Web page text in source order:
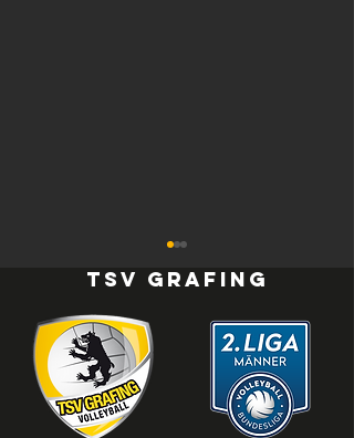
TSV Grafing
TSV Grafing